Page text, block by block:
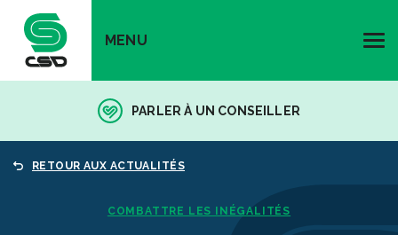
MENU
PARLER À UN CONSEILLER
RETOUR AUX ACTUALITÉS
COMBATTRE LES INÉGALITÉS